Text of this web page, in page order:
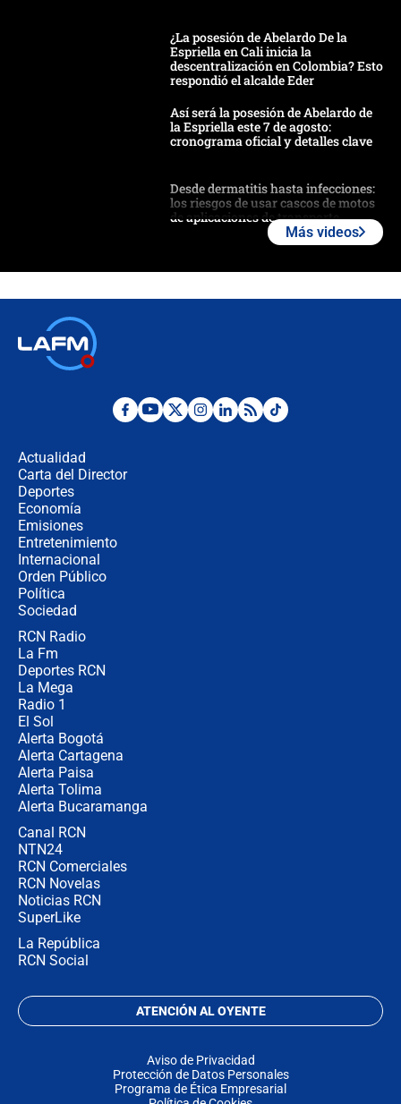
¿La posesión de Abelardo De la
Espriella en Cali inicia la
descentralización en Colombia? Esto
respondió el alcalde Eder
Así será la posesión de Abelardo de
la Espriella este 7 de agosto:
cronograma oficial y detalles clave
Desde dermatitis hasta infecciones:
los riesgos de usar cascos de motos
de aplicaciones de transporte
celular? Requisitos, pasos y
Posesión de Abelardo De La Espriella
Más videos
Actualidad
Carta del Director
Deportes
Economía
Emisiones
Entretenimiento
Internacional
Orden Público
Política
Sociedad
RCN Radio
La Fm
Deportes RCN
La Mega
Radio 1
El Sol
Alerta Bogotá
Alerta Cartagena
Alerta Paisa
Alerta Tolima
Alerta Bucaramanga
Canal RCN
NTN24
RCN Comerciales
RCN Novelas
Noticias RCN
SuperLike
La República
RCN Social
ATENCIÓN AL OYENTE
Aviso de Privacidad
Protección de Datos Personales
Programa de Ética Empresarial